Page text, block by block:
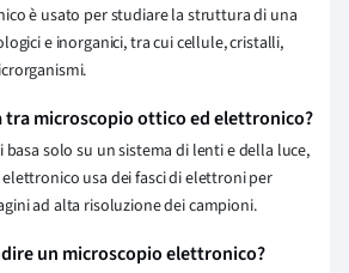
è usato per studiare la struttura di una
e inorganici, tra cui cellule, cristalli,
tra microscopio ottico ed elettronico?
solo su un sistema di lenti e della luce,
usa dei fasci di elettroni per
ad alta risoluzione dei campioni.
un microscopio elettronico?